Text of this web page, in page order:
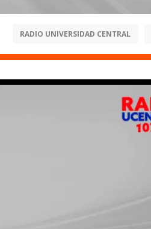
RADIO UNIVERSIDAD CENTRAL